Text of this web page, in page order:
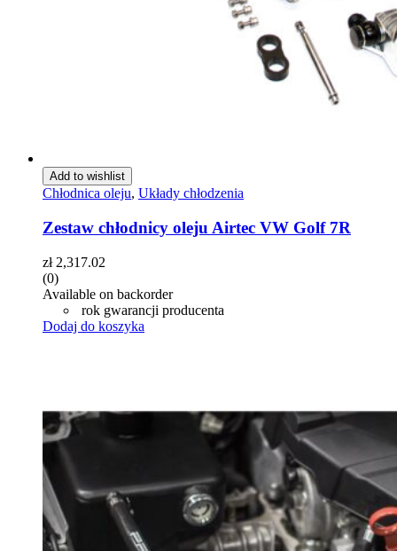
Add to wishlist
Chłodnica oleju, Układy chłodzenia
Zestaw chłodnicy oleju Airtec VW Golf 7R
zł2,317.02
(0)
Available on backorder
rok gwarancji producenta
Dodaj do koszyka